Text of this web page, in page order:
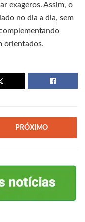
exageros. Assim, o
no dia a dia, sem
orientados.
PRÓXIMO